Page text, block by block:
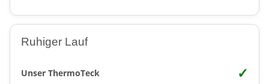
Ruhiger Lauf
Unser ThermoTeck ✓